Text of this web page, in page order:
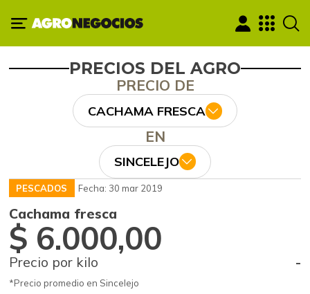
PRECIOS DEL AGRO
PRECIO DE
CACHAMA FRESCA
EN
SINCELEJO
PESCADOS Fecha: 30 mar 2019
Cachama fresca
$ 6.000,00
Precio por kilo -
*Precio promedio en Sincelejo